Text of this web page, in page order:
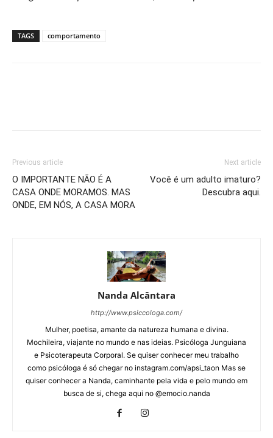
TAGS comportamento
Previous article
O IMPORTANTE NÃO É A
CASA ONDE MORAMOS. MAS
ONDE, EM NÓS, A CASA MORA
Next article
Você é um adulto imaturo?
Descubra aqui.
Nanda Alcântara
http://www.psiccologa.com/
Mulher, poetisa, amante da natureza humana e divina.
Mochileira, viajante no mundo e nas ideias. Psicóloga Junguiana
e Psicoterapeuta Corporal. Se quiser conhecer meu trabalho
como psicóloga é só chegar no instagram.com/apsi_taon Mas se
quiser conhecer a Nanda, caminhante pela vida e pelo mundo em
busca de si, chega aqui no @emocio.nanda